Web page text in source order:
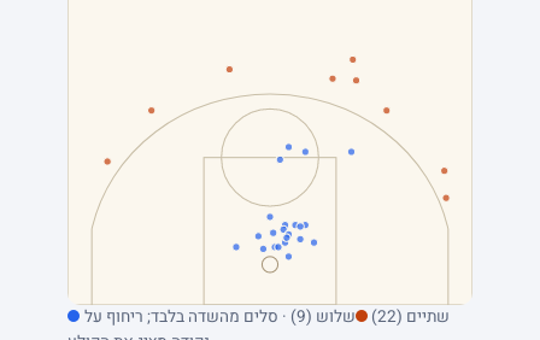
שתיים (22)
שלוש (9) · סלים מהשדה בלבד; ריחוף על